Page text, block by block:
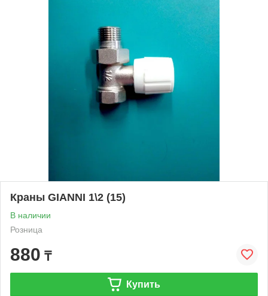
Краны GIANNI 1\2 (15)
В наличии
Розница
880 ₸
Купить